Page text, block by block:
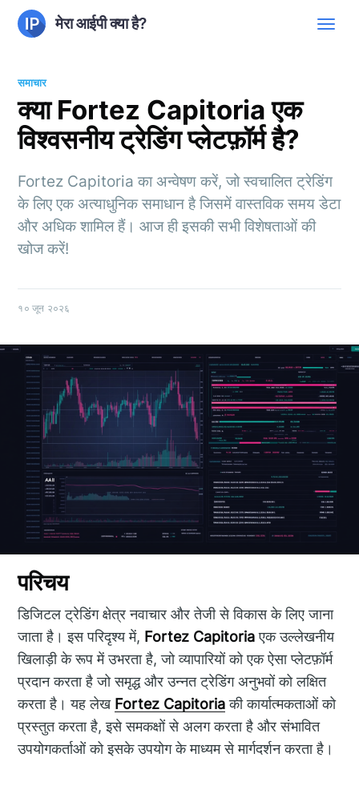
मेरा आईपी क्या है?
समाचार
क्या Fortez Capitoria एक
विश्वसनीय ट्रेडिंग प्लेटफ़ॉर्म है?
Fortez Capitoria का अन्वेषण करें, जो स्वचालित ट्रेडिंग
के लिए एक अत्याधुनिक समाधान है जिसमें वास्तविक समय डेटा
और अधिक शामिल हैं। आज ही इसकी सभी विशेषताओं की
खोज करें!
१० जून २०२६
परिचय
डिजिटल ट्रेडिंग क्षेत्र नवाचार और तेजी से विकास के लिए जाना
जाता है। इस परिदृश्य में, Fortez Capitoriaएक उल्लेखनीय
खिलाड़ी के रूप में उभरता है, जो व्यापारियों को एक ऐसा प्लेटफ़ॉर्म
प्रदान करता है जो समृद्ध और उन्नत ट्रेडिंग अनुभवों को लक्षित
करता है। यह लेख Fortez Capitoriaकी कार्यात्मकताओं को
प्रस्तुत करता है, इसे समकक्षों से अलग करता है और संभावित
उपयोगकर्ताओं को इसके उपयोग के माध्यम से मार्गदर्शन करता है।